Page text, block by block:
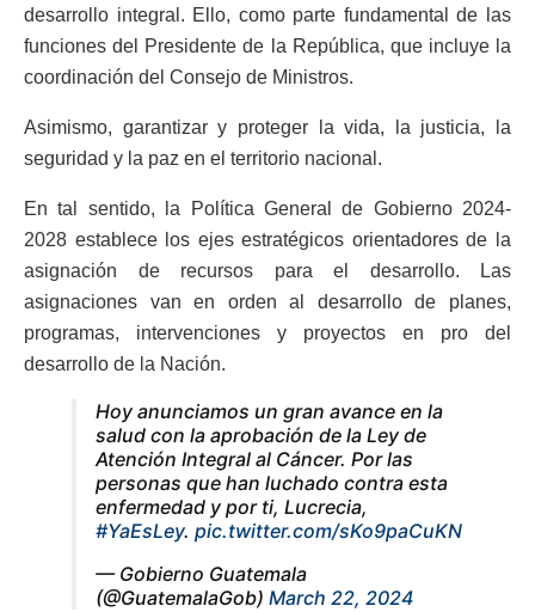
desarrollo integral. Ello, como parte fundamental de las
funciones del Presidente de la República, que incluye la
coordinación del Consejo de Ministros.
Asimismo, garantizar y proteger la vida, la justicia, la
seguridad y la paz en el territorio nacional.
En tal sentido, la Política General de Gobierno 2024-
2028 establece los ejes estratégicos orientadores de la
asignación de recursos para el desarrollo. Las
asignaciones van en orden al desarrollo de planes,
programas, intervenciones y proyectos en pro del
desarrollo de la Nación.
Hoy anunciamos un gran avance en la
salud con la aprobación de la Ley de
Atención Integral al Cáncer. Por las
personas que han luchado contra esta
enfermedad y por ti, Lucrecia,
#YaEsLey. pic.twitter.com/sKo9paCuKN
— Gobierno Guatemala
(@GuatemalaGob) March 22, 2024